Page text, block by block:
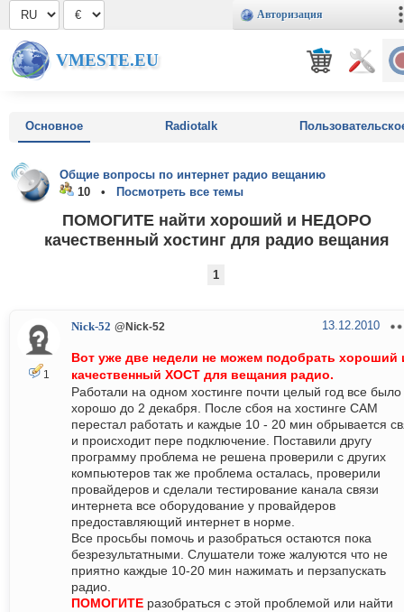
Авторизация
VMESTE.EU
Основное Radiotalk
Общие вопросы по интернет радио вещанию
10 •
Посмотреть все темы
ПОМОГИТЕ найти хороший и НЕДОРО
качественный хостинг для радио вещания
1
1
Nick-52 @Nick-52 13.12.2010
Вот уже две недели не можем подобрать хороший
качественный ХОСТ для вещания радио.
Работали на одном хостинге почти целый год все было
хорошо до 2 декабря. После сбоя на хостинге САМ
перестал работать и каждые 10 - 20 мин обрывается
и происходит пере подключение. Поставили другу
программу проблема не решена проверили с других
компьютеров так же проблема осталась, проверили
провайдеров и сделали тестирование канала связи
интернета все оборудование у провайдеров
предоставляющий интернет в норме.
Все просьбы помочь и разобраться остаются пока
безрезультатными. Слушатели тоже жалуются что не
приятно каждые 10-20 мин нажимать и перзапускать
радио.
ПОМОГИТЕ разобраться с этой проблемой или найти